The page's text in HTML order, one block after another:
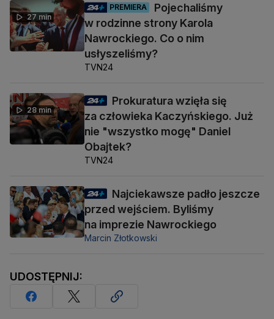
27 min
PREMIERA
Pojechaliśmy
w rodzinne strony Karola
Nawrockiego. Co o nim
usłyszeliśmy?
TVN24
28 min
Prokuratura wzięła się
za człowieka Kaczyńskiego. Już
nie "wszystko mogę" Daniel
Obajtek?
TVN24
Najciekawsze padło jeszcze
przed wejściem. Byliśmy
na imprezie Nawrockiego
Marcin Złotkowski
UDOSTĘPNIJ: